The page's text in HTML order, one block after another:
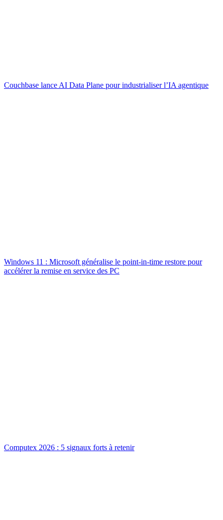
Couchbase lance AI Data Plane pour industrialiser l’IA agentique
Windows 11 : Microsoft généralise le point-in-time restore pour
accélérer la remise en service des PC
Computex 2026 : 5 signaux forts à retenir